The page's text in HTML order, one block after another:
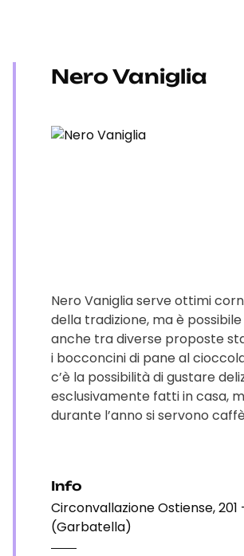
Nero Vaniglia
Nero Vaniglia serve ottimi
della tradizione, ma è
anche tra diverse proposte
i bocconcini di pane al
c’è la possibilità di gustare
esclusivamente fatti in casa,
durante l’anno si servono
Info
Circonvallazione Ostiense, 201
(Garbatella)